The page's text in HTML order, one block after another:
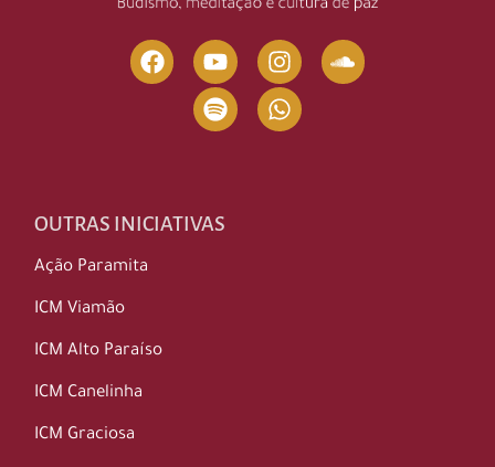
OUTRAS INICIATIVAS
Ação Paramita
ICM Viamão
ICM Alto Paraíso
ICM Canelinha
ICM Graciosa